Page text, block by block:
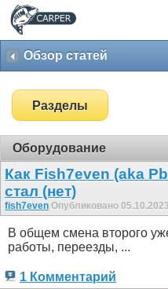
Обзор статей
Разделы
Оборудование
Как Fish7even (aka
стал (нет)
fish7even Опубликовано
В общем смена второго
работы, переезды, ...
1 Комментарий